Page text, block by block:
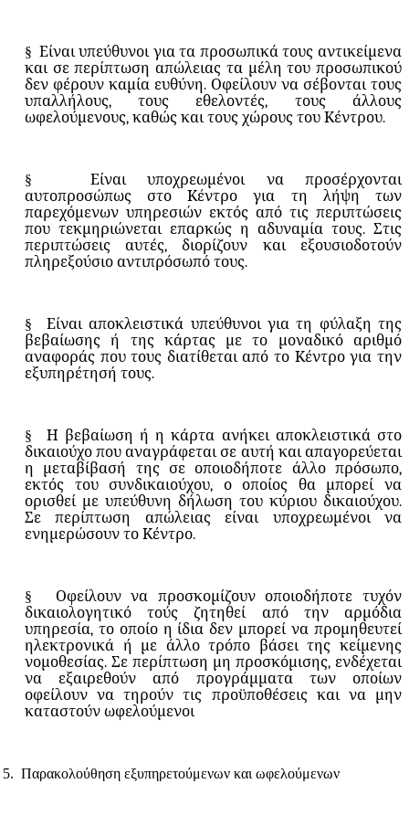
§ Είναι υπεύθυνοι για τα προσωπικά τους αντικείμενα
και σε περίπτωση απώλειας τα μέλη του προσωπικού
δεν φέρουν καμία ευθύνη. Οφείλουν να σέβονται τους
υπαλλήλους, τους εθελοντές, τους άλλους
ωφελούμενους, καθώς και τους χώρους του Κέντρου.
§
Είναι υποχρεωμένοι να προσέρχονται
αυτοπροσώπως στο Κέντρο για τη λήψη των
παρεχόμενων υπηρεσιών εκτός από τις περιπτώσεις
που τεκμηριώνεται επαρκώς η αδυναμία τους. Στις
περιπτώσεις αυτές, διορίζουν και εξουσιοδοτούν
πληρεξούσιο αντιπρόσωπό τους.
§
Είναι αποκλειστικά υπεύθυνοι για τη φύλαξη της
βεβαίωσης ή της κάρτας με το μοναδικό αριθμό
αναφοράς που τους διατίθεται από το Κέντρο για την
εξυπηρέτησή τους.
§
Η βεβαίωση ή η κάρτα ανήκει αποκλειστικά στο
δικαιούχο που αναγράφεται σε αυτή και απαγορεύεται
η μεταβίβασή της σε οποιοδήποτε άλλο πρόσωπο,
εκτός του συνδικαιούχου, ο οποίος θα μπορεί να
ορισθεί με υπεύθυνη δήλωση του κύριου δικαιούχου.
Σε περίπτωση απώλειας είναι υποχρεωμένοι να
ενημερώσουν το Κέντρο.
§
Οφείλουν να προσκομίζουν οποιοδήποτε τυχόν
δικαιολογητικό τούς ζητηθεί από την αρμόδια
υπηρεσία, το οποίο η ίδια δεν μπορεί να προμηθευτεί
ηλεκτρονικά ή με άλλο τρόπο βάσει της κείμενης
νομοθεσίας. Σε περίπτωση μη προσκόμισης, ενδέχεται
να εξαιρεθούν από προγράμματα των οποίων
οφείλουν να τηρούν τις προϋποθέσεις και να μην
καταστούν ωφελούμενοι
5. Παρακολούθηση εξυπηρετούμενων και ωφελούμενων